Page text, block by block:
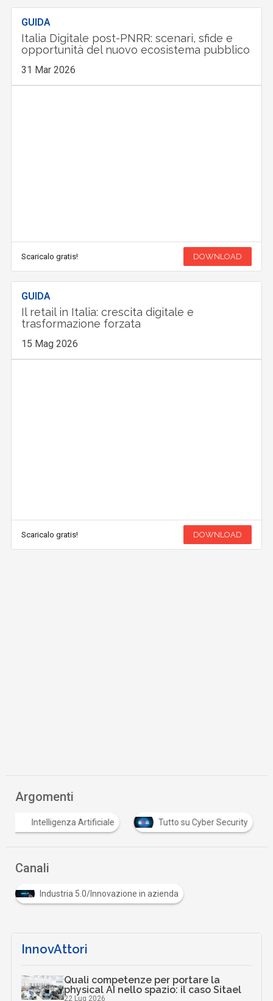
GUIDA
Italia Digitale post-PNRR: scenari, sfide e
opportunità del nuovo ecosistema pubblico
31 Mar 2026
Scaricalo gratis! DOWNLOAD
GUIDA
Il retail in Italia: crescita digitale e
trasformazione forzata
15 Mag 2026
Scaricalo gratis! DOWNLOAD
Argomenti
Intelligenza Artificiale Tutto su Cyber Security
Canali
Industria 5.0/Innovazione in azienda
InnovAttori
Quali competenze per portare la
physical AI nello spazio: il caso Sitael
22 Lug 2026